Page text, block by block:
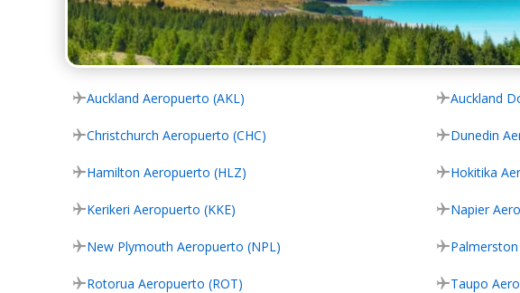
Auckland Aeropuerto (AKL) Auckland
Christchurch Aeropuerto (CHC) Dunedin
Hamilton Aeropuerto (HLZ) Hokitika
Kerikeri Aeropuerto (KKE) Napier
New Plymouth Aeropuerto (NPL)
Rotorua Aeropuerto (ROT) Taupo